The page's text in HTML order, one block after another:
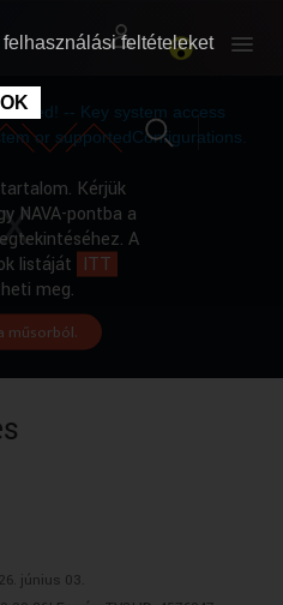
RÓLUNK
RÓLUNK
-- Key system access
or supportedConfigurations.
Kérjük
NAVA-pontba a
A
listáját ITT
meg.
műsorból.
június 03.
felhasználási feltételeket
OK